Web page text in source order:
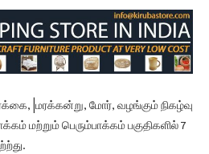
|மரக்கன்று, மோர், வழங்கும் நிகழ்வு
மற்றும் பெரும்பாக்கம் பகுதிகளில் 7